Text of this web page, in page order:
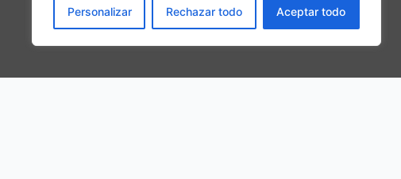
Personalizar Rechazar todo Aceptar todo